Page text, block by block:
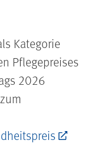
Kategorie
Pflegepreises
2026